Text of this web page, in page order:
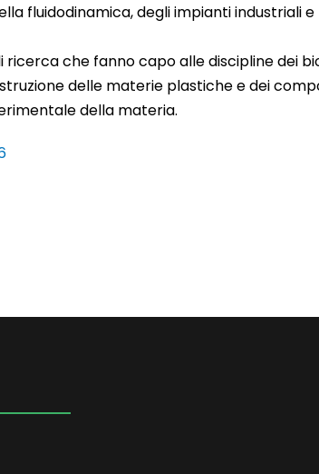
fluidodinamica, degli impianti industriali
ricerca che fanno capo alle discipline dei
delle materie plastiche e dei
della materia.